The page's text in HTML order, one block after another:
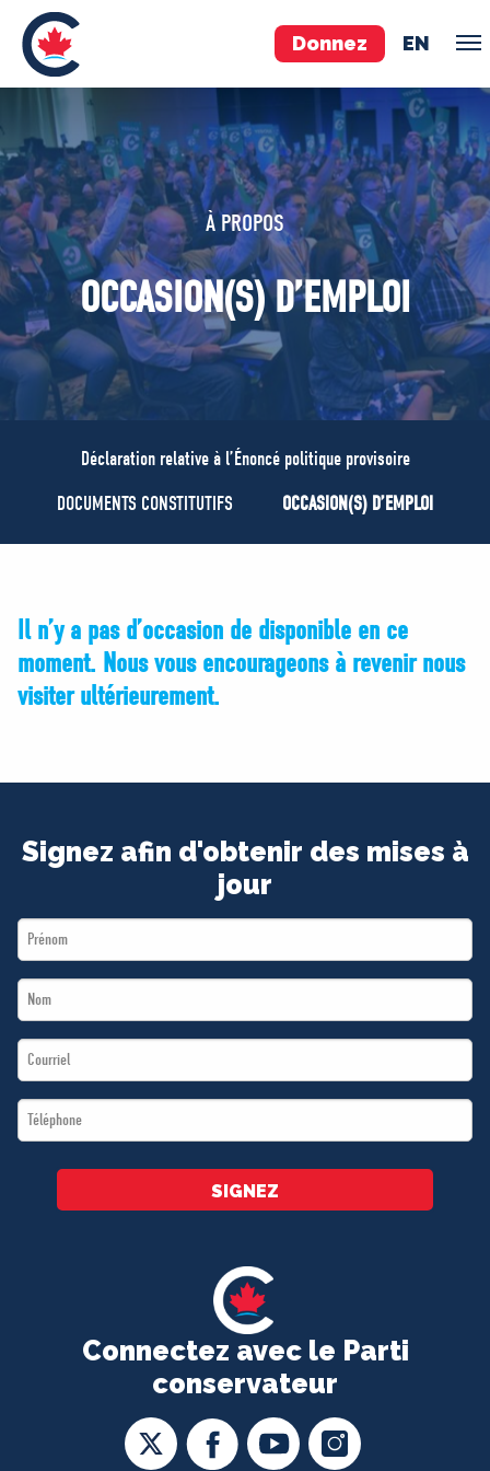
Donnez EN
ÉQUIPE
Pierre Poilievre
Vos députés conservateurs
Cabinet fantôme
Exécutif national
ACÉ
À PROPOS
MÉDIAS
BÉNÉVOLE
BOUTIQUE
À PROPOS
OCCASION(S) D’EMPLOI
Déclaration relative à l’Énoncé politique provisoire
DOCUMENTS CONSTITUTIFS
OCCASION(S) D’EMPLOI
Il n’y a pas d’occasion de disponible en ce
moment. Nous vous encourageons à revenir nous
visiter ultérieurement.
Connectez avec le Parti
conservateur
Signez afin d'obtenir des mises à
jour
First
Name
Last
Name
Email
*
Téléphone
*
SIGNEZ